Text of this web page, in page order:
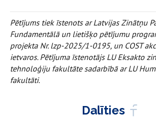
Pētījums tiek īstenots ar Latvijas Zinātņu
Fundamentālā un lietišķo pētījumu
projekta Nr. lzp-2025/1-0195, un COST
ietvaros. Pētījuma īstenotājs LU Eksakto
tehnoloģiju fakultāte sadarbībā ar LU
fakultāti.
Dalīties